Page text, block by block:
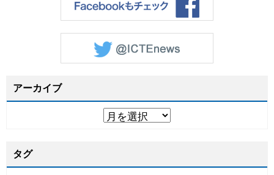
アーカイブ
タグ